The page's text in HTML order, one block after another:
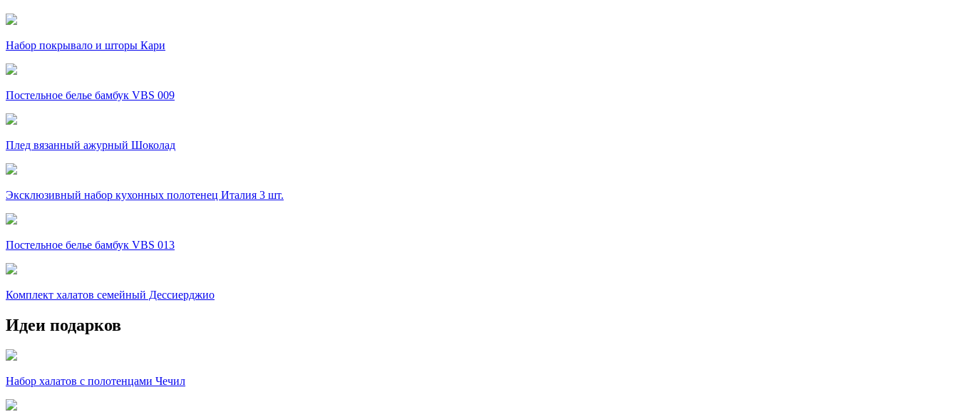
Набор покрывало и шторы Кари
Постельное белье бамбук VBS 009
Плед вязанный ажурный Шоколад
Эксклюзивный набор кухонных полотенец Италия 3 шт.
Постельное белье бамбук VBS 013
Комплект халатов семейный Дессиерджио
Идеи подарков
Набор халатов с полотенцами Чечил